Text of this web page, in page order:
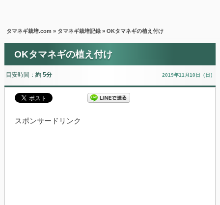
タマネギ栽培.com » タマネギ栽培記録 » OKタマネギの植え付け
OKタマネギの植え付け
目安時間： 約 5分 2019年11月10日（日）
スポンサードリンク